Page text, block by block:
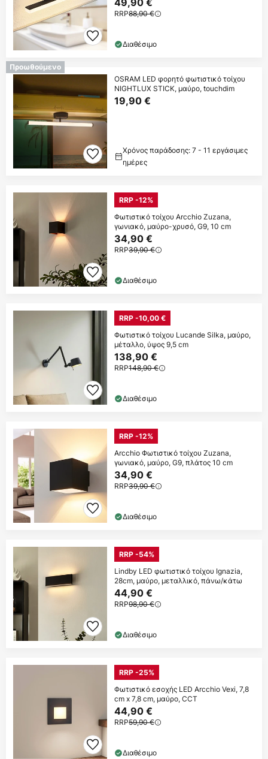
49,90 €
RRP88,90 €
Διαθέσιμο
Προωθούμενο
OSRAM LED φορητό φωτιστικό τοίχου
NIGHTLUX STICK, μαύρο, touchdim
19,90 €
Χρόνος παράδοσης: 7 - 11 εργάσιμες
ημέρες
RRP -12%
Φωτιστικό τοίχου Arcchio Zuzana,
γωνιακό, μαύρο-χρυσό, G9, 10 cm
34,90 €
RRP39,90 €
Διαθέσιμο
RRP -10,00 €
Φωτιστικό τοίχου Lucande Silka, μαύρο,
μέταλλο, ύψος 9,5 cm
138,90 €
RRP148,90 €
Διαθέσιμο
RRP -12%
Arcchio Φωτιστικό τοίχου Zuzana,
γωνιακό, μαύρο, G9, πλάτος 10 cm
34,90 €
RRP39,90 €
Διαθέσιμο
RRP -54%
Lindby LED φωτιστικό τοίχου Ignazia,
28cm, μαύρο, μεταλλικό, πάνω/κάτω
44,90 €
RRP98,90 €
Διαθέσιμο
RRP -25%
Φωτιστικό εσοχής LED Arcchio Vexi, 7,8
cm x 7,8 cm, μαύρο, CCT
44,90 €
RRP59,90 €
Διαθέσιμο